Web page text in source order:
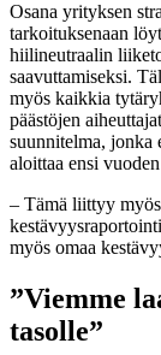
Osana yrityksen
tarkoituksenaan
hiilineutraalin
saavuttamiseksi.
myös kaikkia
päästöjen
suunnitelma, jonka
aloittaa ensi
– Tämä liittyy
myös omaa
”Viemme
tasolle”